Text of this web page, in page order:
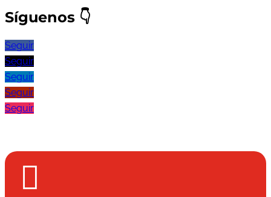
Síguenos 👇
Seguir
Seguir
Seguir
Seguir
Seguir
